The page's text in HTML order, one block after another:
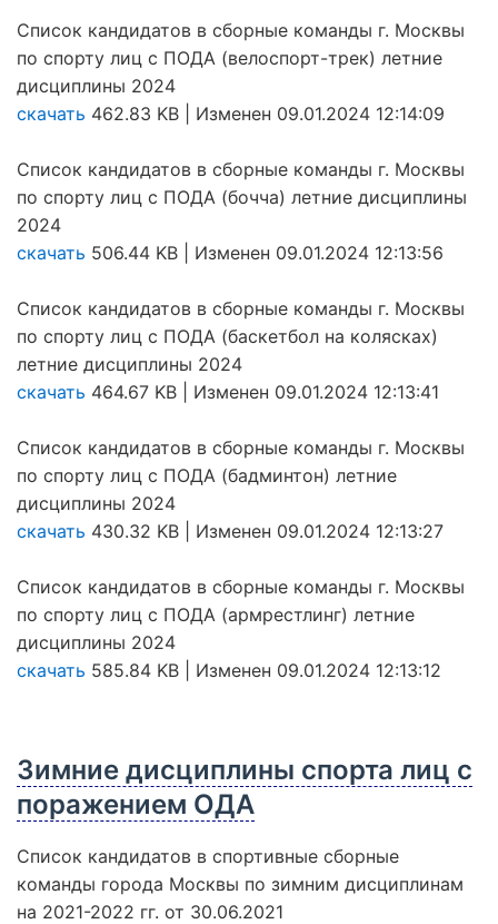
Список кандидатов в сборные команды г. Москвы
по спорту лиц с ПОДА (велоспорт-трек) летние
дисциплины 2024
скачать 462.83 KB | Изменен 09.01.2024 12:14:09
Список кандидатов в сборные команды г. Москвы
по спорту лиц с ПОДА (бочча) летние дисциплины
2024
скачать 506.44 KB | Изменен 09.01.2024 12:13:56
Список кандидатов в сборные команды г. Москвы
по спорту лиц с ПОДА (баскетбол на колясках)
летние дисциплины 2024
скачать 464.67 KB | Изменен 09.01.2024 12:13:41
Список кандидатов в сборные команды г. Москвы
по спорту лиц с ПОДА (бадминтон) летние
дисциплины 2024
скачать 430.32 KB | Изменен 09.01.2024 12:13:27
Список кандидатов в сборные команды г. Москвы
по спорту лиц с ПОДА (армрестлинг) летние
дисциплины 2024
скачать 585.84 KB | Изменен 09.01.2024 12:13:12
Зимние дисциплины спорта лиц с
поражением ОДА
Список кандидатов в спортивные сборные
команды города Москвы по зимним дисциплинам
на 2021-2022 гг. от 30.06.2021